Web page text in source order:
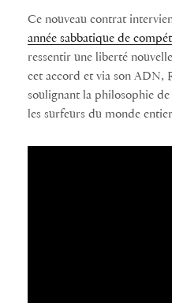
Ce nouveau contrat
année sabbatique de
ressentir une liberté
cet accord et via son ADN,
soulignant la philosophie
les surfeurs du monde